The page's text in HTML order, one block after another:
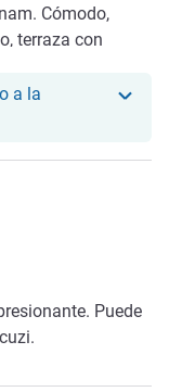
Cómodo,
terraza con
a la
Puede